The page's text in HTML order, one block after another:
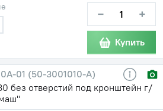
− +
Купить
01 (50-3001010-А)
без отверстий под кронштейн г/